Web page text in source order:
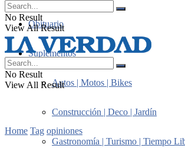
Obituario
Suplementos
Autos | Motos | Bikes
Construcción | Deco | Jardín
Gastronomía | Turismo | Tiempo
No Result
View All Result
No Result
View All Result
Home Tag opiniones